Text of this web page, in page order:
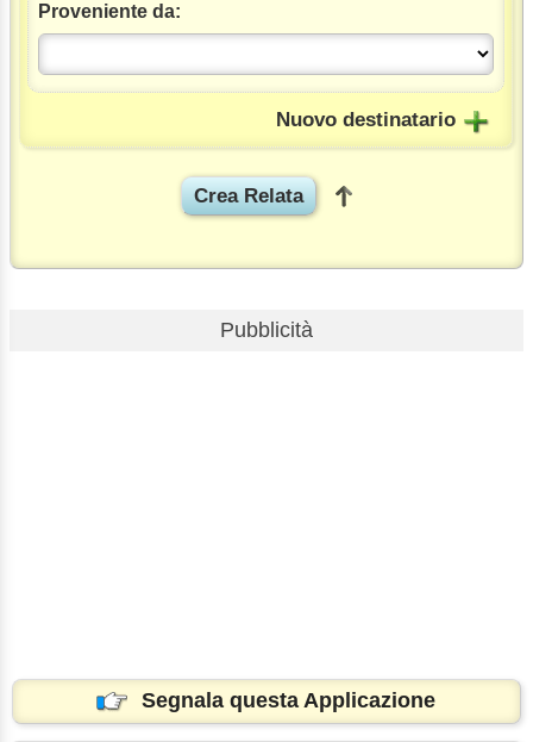
Proveniente da:
Nuovo destinatario
Pubblicità
Segnala questa Applicazione